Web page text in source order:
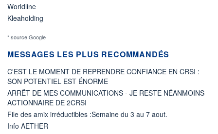
Worldline
Kleaholding
* source Google
MESSAGES LES PLUS RECOMMANDÉS
C'EST LE MOMENT DE REPRENDRE CONFIANCE EN CRSI :
SON POTENTIEL EST ÉNORME
ARRÊT DE MES COMMUNICATIONS - JE RESTE NÉANMOINS
ACTIONNAIRE DE 2CRSI
File des amix irréductibles :Semaine du 3 au 7 aout.
Info AETHER